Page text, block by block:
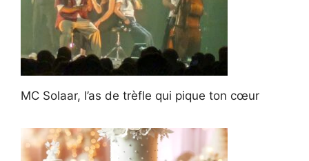
MC Solaar, l’as de trèfle qui pique ton cœur